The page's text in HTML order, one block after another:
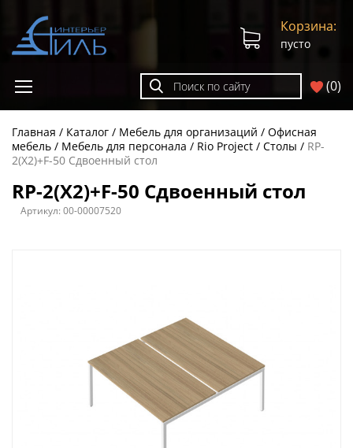
(0)
Корзина:
пусто
Главная Каталог Мебель для организаций
Офисная
мебель
Мебель для персонала Rio Project Столы
RP-
2(X2)+F-50 Сдвоенный стол
RP-2(X2)+F-50 Сдвоенный стол
Артикул:00-00007520